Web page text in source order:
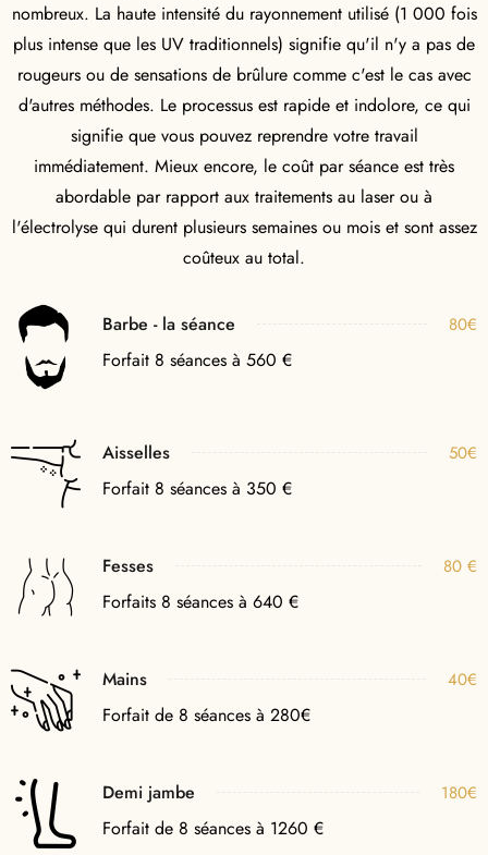
nombreux. La haute intensité du rayonnement utilisé (1 000 fois
plus intense que les UV traditionnels) signifie qu'il n'y a pas de
rougeurs ou de sensations de brûlure comme c'est le cas avec
d'autres méthodes. Le processus est rapide et indolore, ce qui
signifie que vous pouvez reprendre votre travail
immédiatement. Mieux encore, le coût par séance est très
abordable par rapport aux traitements au laser ou à
l'électrolyse qui durent plusieurs semaines ou mois et sont assez
coûteux au total.
Barbe - la séance 80€
Forfait 8 séances à 560 €
Aisselles 50€
Forfait 8 séances à 350 €
Fesses 80 €
Forfaits 8 séances à 640 €
Mains 40€
Forfait de 8 séances à 280€
Demi jambe 180€
Forfait de 8 séances à 1260 €